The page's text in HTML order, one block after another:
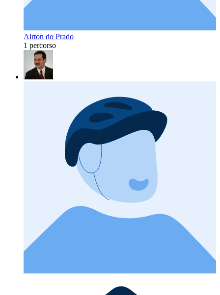
Airton do Prado
1 percorso